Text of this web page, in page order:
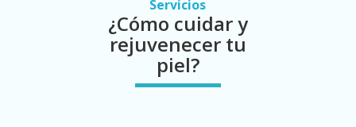
Servicios
¿Cómo cuidar y
rejuvenecer tu
piel?